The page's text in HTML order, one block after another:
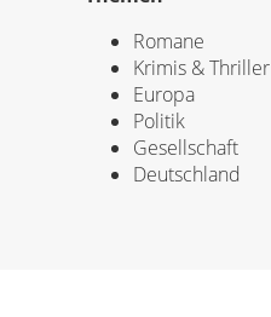
Romane
Krimis & Thriller
Europa
Politik
Gesellschaft
Deutschland